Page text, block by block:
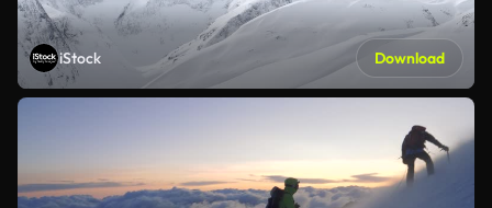
iStock Download